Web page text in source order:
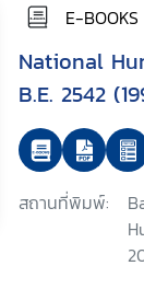
E-BOOKS
National
B.E. 2542
สถานที่พิมพ์: